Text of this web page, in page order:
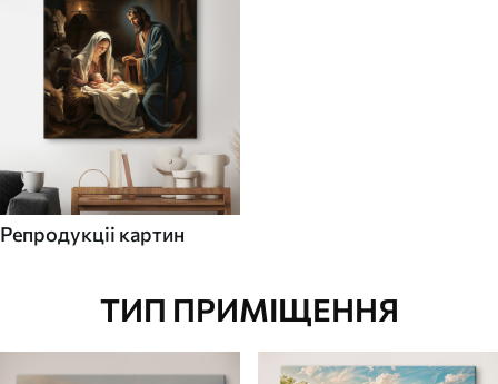
Репродукціі картин
ТИП ПРИМІЩЕННЯ